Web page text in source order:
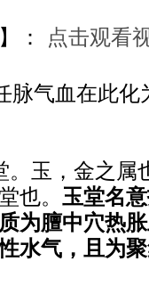
】： 点击观看
脉气血在此化
，金之属
也。 玉堂名
为膻中穴热
水气，且为